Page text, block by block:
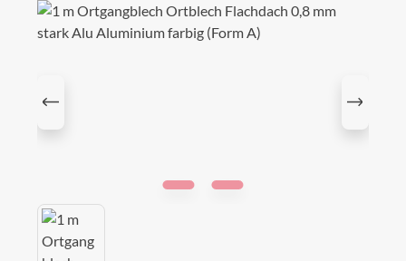
Bildergalerie überspringen